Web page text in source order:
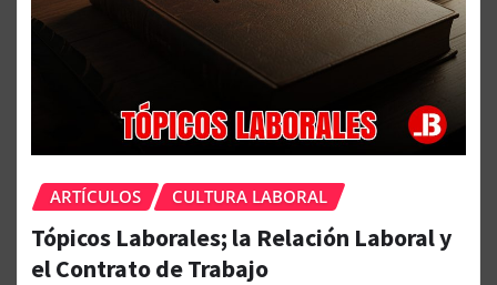
ARTÍCULOS CULTURA LABORAL
Tópicos Laborales; la Relación Laboral y
el Contrato de Trabajo